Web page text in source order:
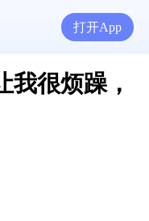
打开App
我很烦躁，